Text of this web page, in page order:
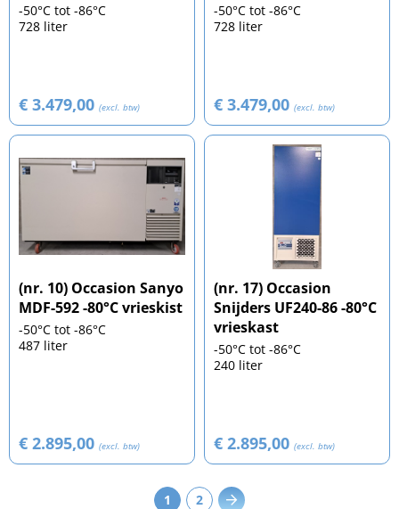
-50°C tot -86°C
728 liter
€ 3.479,00 (excl. btw)
-50°C tot -86°C
728 liter
€ 3.479,00 (excl. btw)
(nr. 10) Occasion Sanyo
MDF-592 -80°C vrieskist
-50°C tot -86°C
487 liter
€ 2.895,00 (excl. btw)
(nr. 17) Occasion
Snijders UF240-86 -80°C
vrieskast
-50°C tot -86°C
240 liter
€ 2.895,00 (excl. btw)
1 2